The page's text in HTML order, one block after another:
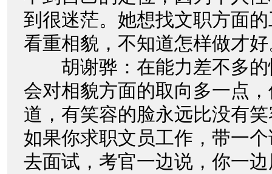
到很迷茫。她想找文职方面
看重相貌，不知道怎样做才
胡谢骅：在能力差不多的
会对相貌方面的取向多一点
道，有笑容的脸永远比没有
如果你求职文员工作，带一
去面试，考官一边说，你一